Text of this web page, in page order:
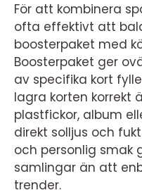
För att kombinera
ofta effektivt att
boosterpaket med
Boosterpaket ger
av specifika kort
lagra korten korrekt
plastfickor, album
direkt solljus och
och personlig smak
samlingar än att
trender.